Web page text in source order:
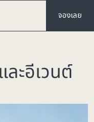
จองเลย
ะอีเวนต์